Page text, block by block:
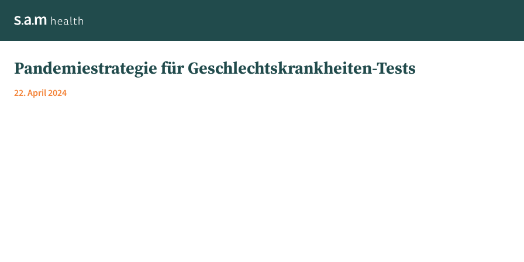
Pandemiestrategie für Geschlechtskrankheiten-Tests
22. April 2024